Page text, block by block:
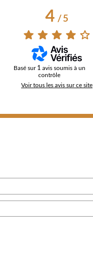
4/ 5
Basé sur 1 avis soumis à un
contrôle
Voir tous les avis sur ce site